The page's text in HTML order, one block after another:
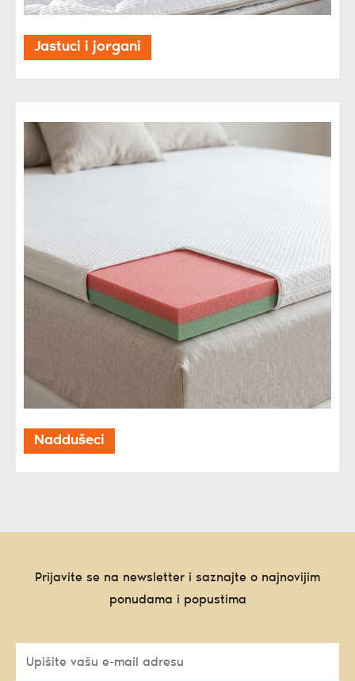
Jastuci i jorgani
Naddušeci
Prijavite se na newsletter i saznajte o najnovijim
ponudama i popustima